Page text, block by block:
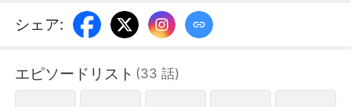
ノカが目にしたのは、老人を寝たきりにしたひったく
り犯、麻薬販売に手を染めるコスプレ女、整形に
パス…一癖も二癖もある“社会のクズ”の参加者たち。
敗者は自身の闇を暴かれ、次々と“断罪”されていく。
シェア:
エピソードリスト (33 話)